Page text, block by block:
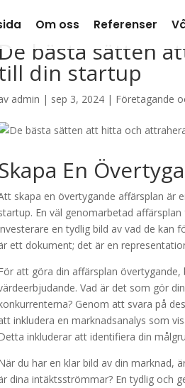
Om oss Referenser
De bästa sätten
din startup
admin | sep 3, 2024 | Företagande
En
skapa en övertygande affärsplan är
En väl genomarbetad
en tydlig bild av vad de kan
ett dokument; det är en
att göra din affärsplan
Vad är det som gör
Genom att svara på
inkludera en marknadsanalys som
inkluderar att identifiera din
du har en klar bild av din marknad,
dina intäktsströmmar? En tydlig och